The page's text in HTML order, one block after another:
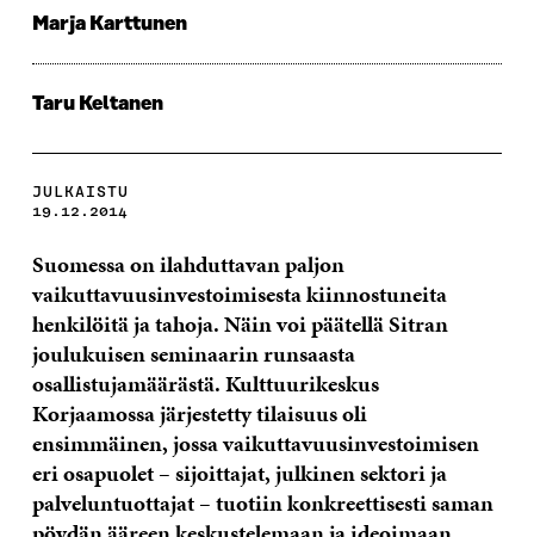
Marja Karttunen
Taru Keltanen
JULKAISTU
19.12.2014
Suomessa on ilahduttavan paljon
vaikuttavuusinvestoimisesta kiinnostuneita
henkilöitä ja tahoja. Näin voi päätellä Sitran
joulukuisen seminaarin runsaasta
osallistujamäärästä. Kulttuurikeskus
Korjaamossa järjestetty tilaisuus oli
ensimmäinen, jossa vaikuttavuusinvestoimisen
eri osapuolet – sijoittajat, julkinen sektori ja
palveluntuottajat – tuotiin konkreettisesti saman